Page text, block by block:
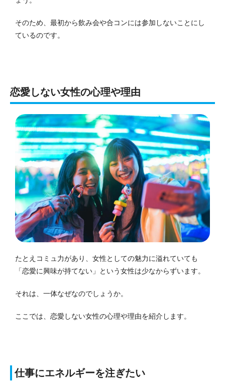
そのため、最初から飲み会や合コンには参加しないことにし
ているのです。
恋愛しない女性の心理や理由
たとえコミュ力があり、女性としての魅力に溢れていても
「恋愛に興味が持てない」という女性は少なからずいます。
それは、一体なぜなのでしょうか。
ここでは、恋愛しない女性の心理や理由を紹介します。
仕事にエネルギーを注ぎたい